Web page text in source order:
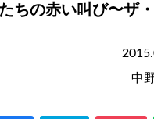
ちの赤い叫び〜ザ
中